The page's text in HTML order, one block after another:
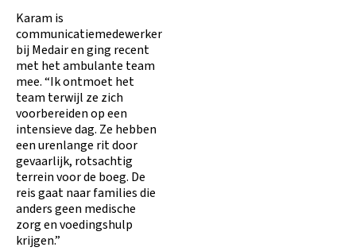
Karam is
communicatiemedewerker
bij Medair en ging recent
met het ambulante team
mee. “Ik ontmoet het
team terwijl ze zich
voorbereiden op een
intensieve dag. Ze hebben
een urenlange rit door
gevaarlijk, rotsachtig
terrein voor de boeg. De
reis gaat naar families die
anders geen medische
zorg en voedingshulp
krijgen.”